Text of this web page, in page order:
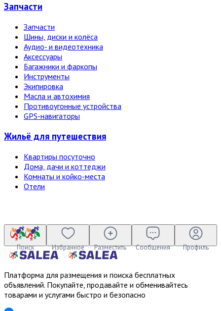
Запчасти
Запчасти
Шины, диски и колёса
Аудио- и видеотехника
Аксессуары
Багажники и фаркопы
Инструменты
Экипировка
Масла и автохимия
Противоугонные устройства
GPS-навигаторы
Жильё для путешествия
Квартиры посуточно
Дома, дачи и коттеджи
Комнаты и койко-места
Отели
Поиск Избранное Разместить Сообщения Профиль
Платформа для размещения и поиска бесплатных
объявлений. Покупайте, продавайте и обменивайтесь
товарами и услугами быстро и безопасно